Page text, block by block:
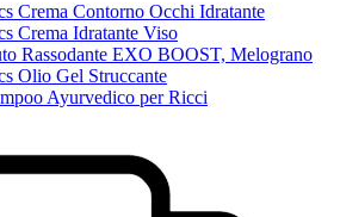
Crema Contorno Occhi Idratante
Crema Idratante Viso
Rassodante EXO BOOST, Melograno
Olio Gel Struccante
Ayurvedico per Ricci